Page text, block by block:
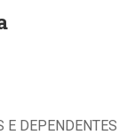
E DEPENDENTES